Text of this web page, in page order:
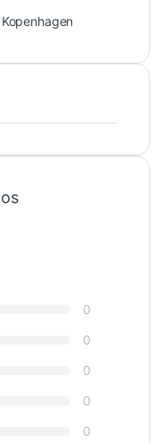
Kopenhagen
0
0
0
0
0